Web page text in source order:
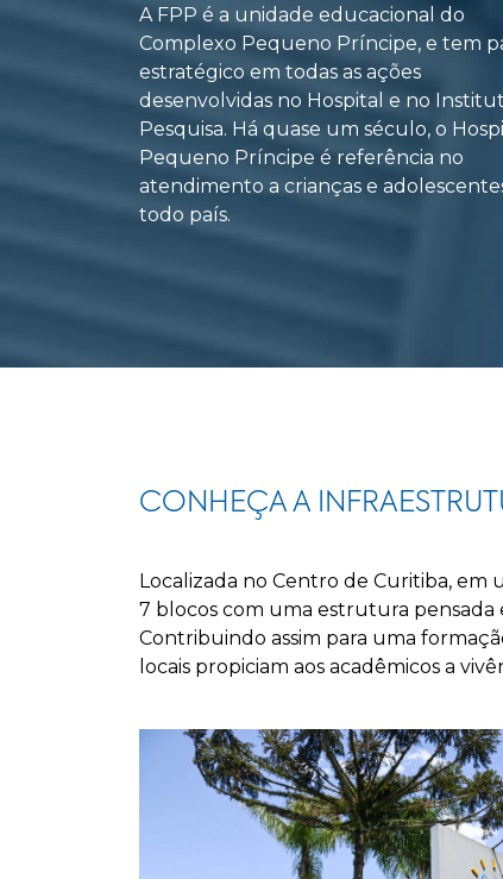
A FPP é a unidade educacional do
Complexo Pequeno Príncipe, e tem
estratégico em todas as ações
desenvolvidas no Hospital e no
Pesquisa. Há quase um século, o
Pequeno Príncipe é referência no
atendimento a crianças e
todo país.
CONHEÇA A
Localizada no Centro de Curitiba, em
7 blocos com uma estrutura pensada
Contribuindo assim para uma
locais propiciam aos acadêmicos a